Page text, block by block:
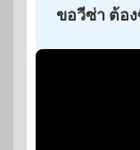
ขอวีซ่า ต้อ